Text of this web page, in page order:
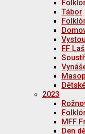
Tábor
FF
2023
MFF
Den